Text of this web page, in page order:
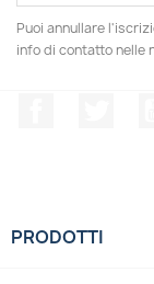
Puoi annullare
info di contatto nelle
PRODOTTI